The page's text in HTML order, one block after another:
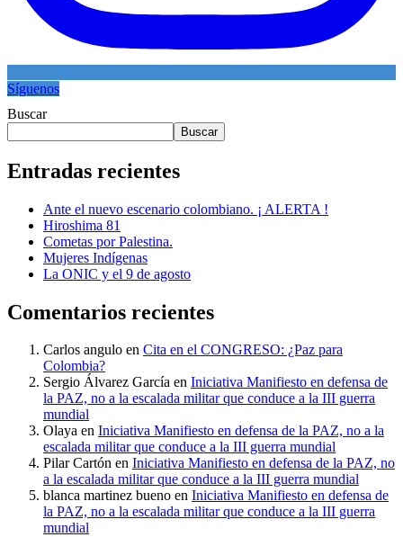
Síguenos
Buscar
Buscar
Entradas recientes
Ante el nuevo escenario colombiano. ¡ ALERTA !
Hiroshima 81
Cometas por Palestina.
Mujeres Indígenas
La ONIC y el 9 de agosto
Comentarios recientes
Carlos angulo en Cita en el CONGRESO: ¿Paz para
Colombia?
Sergio Álvarez García en Iniciativa Manifiesto en defensa de
la PAZ, no a la escalada militar que conduce a la III guerra
mundial
Olaya en Iniciativa Manifiesto en defensa de la PAZ, no a la
escalada militar que conduce a la III guerra mundial
Pilar Cartón en Iniciativa Manifiesto en defensa de la PAZ, no
a la escalada militar que conduce a la III guerra mundial
blanca martinez bueno en Iniciativa Manifiesto en defensa de
la PAZ, no a la escalada militar que conduce a la III guerra
mundial